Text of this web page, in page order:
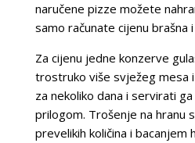
naručene pizze možete
samo računate cijenu brašna i
Za cijenu jedne konzerve
trostruko više svježeg mesa
za nekoliko dana i servirati
prilogom. Trošenje na hranu
prevelikih količina i bacanjem